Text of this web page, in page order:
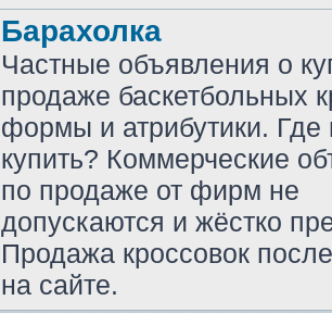
Барахолка
Частные объявления о
продаже баскетбольных
формы и атрибутики. Где
купить? Коммерческие
по продаже от фирм не
допускаются и жёстко
Продажа кроссовок
на сайте.